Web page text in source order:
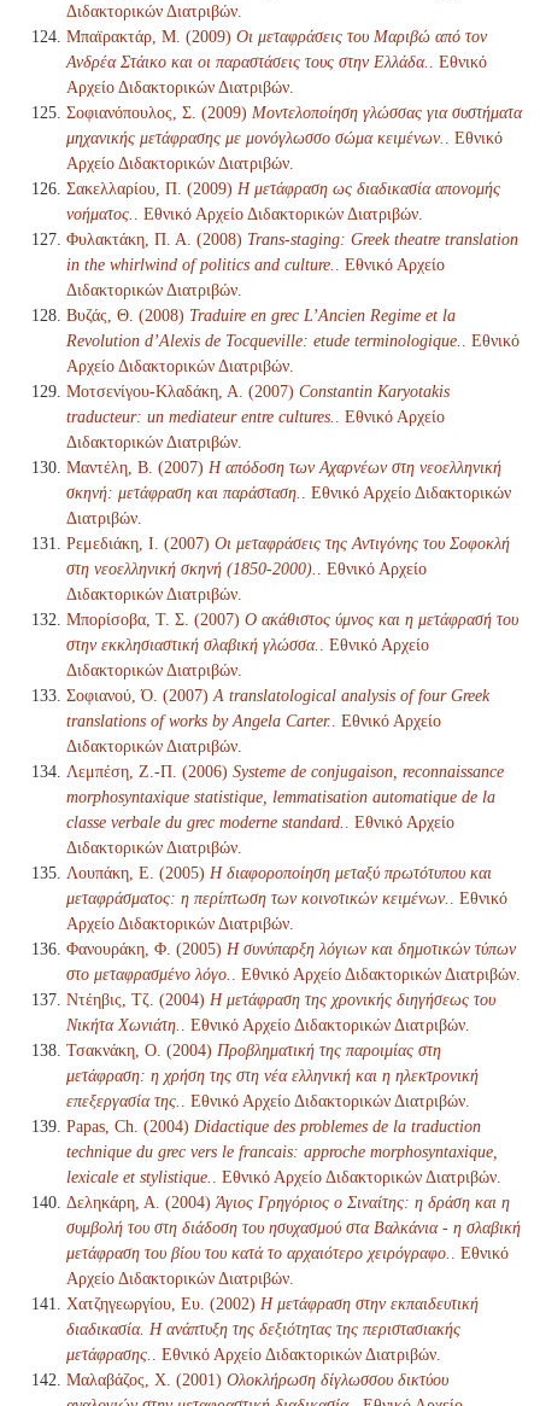
Διδακτορικών Διατριβών.
Μπαϊρακτάρ, Μ. (2009) Οι μεταφράσεις του Μαριβώ από τον
Ανδρέα Στάικο και οι παραστάσεις τους στην Ελλάδα.
. Εθνικό
Αρχείο Διδακτορικών Διατριβών.
Σοφιανόπουλος, Σ. (2009) Μοντελοποίηση γλώσσας για συστήματα
μηχανικής μετάφρασης με μονόγλωσσο σώμα κειμένων.
. Εθνικό
Αρχείο Διδακτορικών Διατριβών.
Σακελλαρίου, Π. (2009) Η μετάφραση ως διαδικασία απονομής
νοήματος.
. Εθνικό Αρχείο Διδακτορικών Διατριβών.
Φυλακτάκη, Π. Α. (2008) Trans-staging: Greek theatre translation
in the whirlwind of politics and culture.
. Εθνικό Αρχείο
Διδακτορικών Διατριβών.
Βυζάς, Θ. (2008) Traduire en grec L’Ancien Regime et la
Revolution d’Alexis de Tocqueville: etude terminologique.
. Εθνικό
Αρχείο Διδακτορικών Διατριβών.
Μοτσενίγου-Κλαδάκη, Α. (2007) Constantin Karyotakis
traducteur: un mediateur entre cultures.
. Εθνικό Αρχείο
Διδακτορικών Διατριβών.
Μαντέλη, Β. (2007) Η απόδοση των Αχαρνέων στη νεοελληνική
σκηνή: μετάφραση και παράσταση.
. Εθνικό Αρχείο Διδακτορικών
Διατριβών.
Ρεμεδιάκη, Ι. (2007) Οι μεταφράσεις της Αντιγόνης του Σοφοκλή
στη νεοελληνική σκηνή (1850-2000).
. Εθνικό Αρχείο
Διδακτορικών Διατριβών.
Μπορίσοβα, Τ. Σ. (2007) Ο ακάθιστος ύμνος και η μετάφρασή του
στην εκκλησιαστική σλαβική γλώσσα.
. Εθνικό Αρχείο
Διδακτορικών Διατριβών.
Σοφιανού, Ό. (2007) A translatological analysis of four Greek
translations of works by Angela Carter. . Εθνικό Αρχείο
Διδακτορικών Διατριβών.
Λεμπέση, Ζ.-Π. (2006) Systeme de conjugaison, reconnaissance
morphosyntaxique statistique, lemmatisation automatique de la
classe verbale du grec moderne standard.
. Εθνικό Αρχείο
Διδακτορικών Διατριβών.
Λουπάκη, Ε. (2005) Η διαφοροποίηση μεταξύ πρωτότυπου και
μεταφράσματος: η περίπτωση των κοινοτικών κειμένων.
. Εθνικό
Αρχείο Διδακτορικών Διατριβών.
Φανουράκη, Φ. (2005) Η συνύπαρξη λόγιων και δημοτικών τύπων
στο μεταφρασμένο λόγο.
. Εθνικό Αρχείο Διδακτορικών Διατριβών.
Ντέηβις, Τζ. (2004) Η μετάφραση της χρονικής διηγήσεως του
Νικήτα Χωνιάτη.
. Εθνικό Αρχείο Διδακτορικών Διατριβών.
Τσακνάκη, Ο. (2004) Προβληματική της παροιμίας στη
μετάφραση: η χρήση της στη νέα ελληνική και η ηλεκτρονική
επεξεργασία της.
. Εθνικό Αρχείο Διδακτορικών Διατριβών.
Papas, Ch. (2004) Didactique des problemes de la traduction
technique du grec vers le francais: approche morphosyntaxique,
lexicale et stylistique.
. Εθνικό Αρχείο Διδακτορικών Διατριβών.
Δεληκάρη, Α. (2004) Άγιος Γρηγόριος ο Σιναίτης: η δράση και η
συμβολή του στη διάδοση του ησυχασμού στα Βαλκάνια - η σλαβική
μετάφραση του βίου του κατά το αρχαιότερο χειρόγραφο.
. Εθνικό
Αρχείο Διδακτορικών Διατριβών.
Χατζηγεωργίου, Ευ. (2002) Η μετάφραση στην εκπαιδευτική
διαδικασία. Η ανάπτυξη της δεξιότητας της περιστασιακής
μετάφρασης.
. Εθνικό Αρχείο Διδακτορικών Διατριβών.
Μαλαβάζος, Χ. (2001) Ολοκλήρωση δίγλωσσου δικτύου